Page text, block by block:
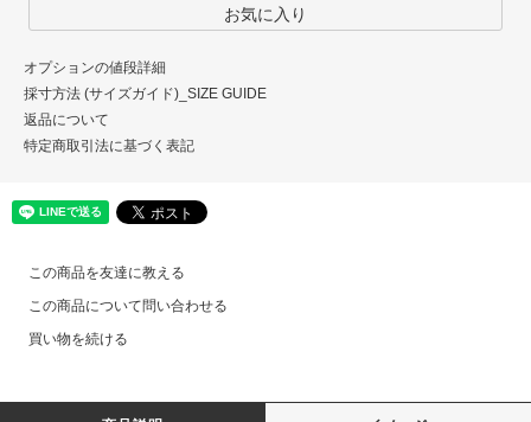
お気に入り
オプションの値段詳細
採寸方法 (サイズガイド)_SIZE GUIDE
返品について
特定商取引法に基づく表記
この商品を友達に教える
この商品について問い合わせる
買い物を続ける